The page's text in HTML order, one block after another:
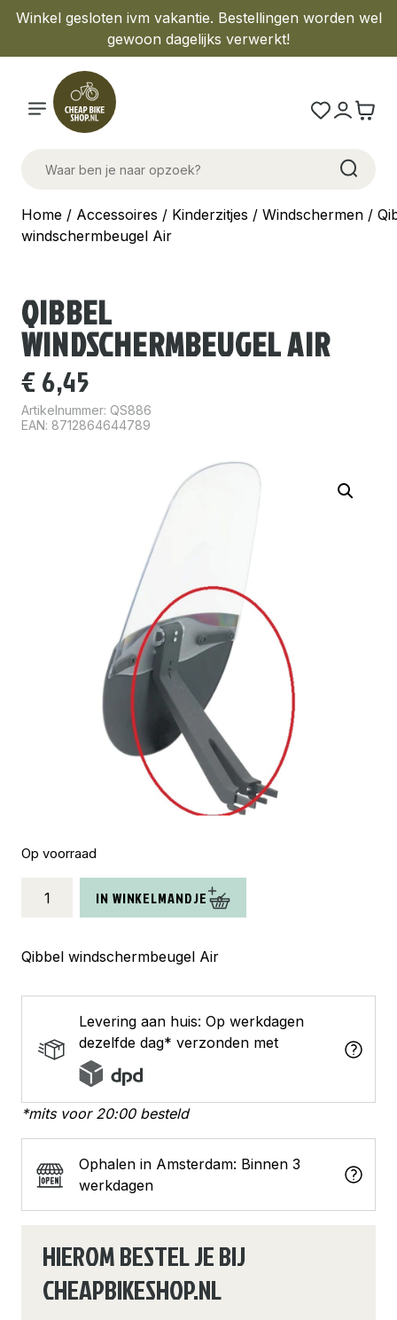
Winkel gesloten ivm vakantie. Bestellingen worden wel
gewoon dagelijks verwerkt!
Home / Accessoires / Kinderzitjes / Windschermen /
windschermbeugel Air
QIBBEL
WINDSCHERMBEUGEL AIR
€ 6,45
Artikelnummer: QS886
EAN: 8712864644789
Op voorraad
windschermbeugel
aantal
IN WINKELMANDJE
Qibbel windschermbeugel Air
Levering aan huis: Op werkdagen
dezelfde dag* verzonden met
*mits voor 20:00 besteld
Ophalen in Amsterdam: Binnen 3
werkdagen
HIEROM BESTEL JE BIJ
CHEAPBIKESHOP.NL